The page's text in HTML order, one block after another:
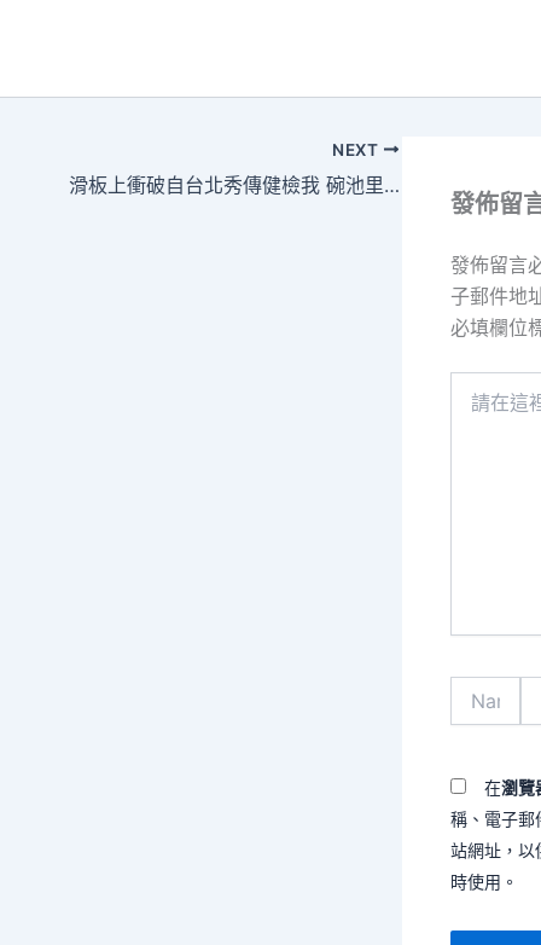
NEXT
滑板上衝破自台北秀傳健檢我 碗池里洗澡陽光
發佈留
發佈留言
子郵件地
必填欄位
地
址
*
在瀏覽
稱、電子郵
站網址，以
時使用。